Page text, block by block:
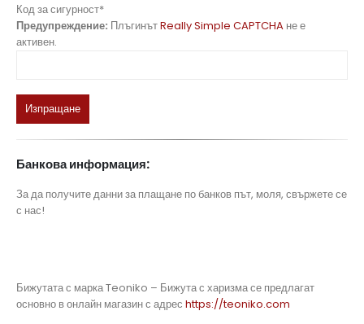
Код за сигурност*
Предупреждение: ПлъгинътReally Simple CAPTCHA не е
активен.
Банкова информация:
За да получите данни за плащане по банков път, моля, свържете се
с нас!
Бижутата с марка Teoniko – Бижута с харизма се предлагат
основно в онлайн магазин с адрес https://teoniko.com